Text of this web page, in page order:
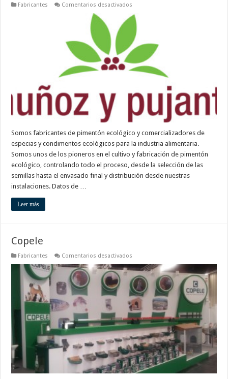
Fabricantes Comentarios desactivados
De
Muñoz
Pujante
Somos fabricantes de pimentón ecológico y comercializadores de
especias y condimentos ecológicos para la industria alimentaria.
Somos unos de los pioneros en el cultivo y fabricación de pimentón
ecológico, controlando todo el proceso, desde la selección de las
semillas hasta el envasado final y distribución desde nuestras
instalaciones. Datos de …
Leer más
Copele
Fabricantes Comentarios desactivados